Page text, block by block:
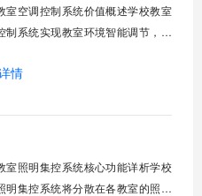
室空调控制系统价值概述学校教室
制系统实现教室环境智能调节，提
校空调设备，远程监控运行状态，
理人员通过平台统一管控，减少人
工作量，延长设备使用寿命，节约
情
室照明集控系统核心功能详析学校
明集控系统将分散在各教室的照明